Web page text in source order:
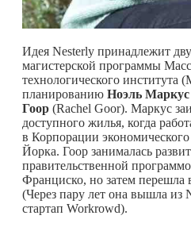
Идея Nesterly принадлежит
магистерской программы
технологического института
планированию Ноэль Маркус
Гоор (Rachel Goor). Маркус
доступного жилья, когда
в Корпорации
Йорка. Гоор занималась
правительственной
Франциско, но затем перешла
(Через пару лет она вышла из
стартап Workrowd).